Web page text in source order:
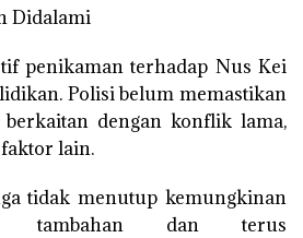
Didalami
penikaman terhadap Nus Kei
Polisi belum memastikan
dengan konflik lama,
lain.
tidak menutup kemungkinan
tambahan dan terus